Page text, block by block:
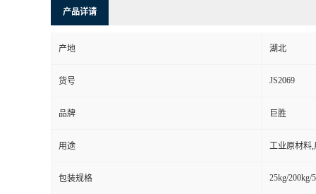
产品详请
产地 湖北
货号 JS2069
品牌 巨胜
用途 工业原材料
包装规格 25kg/200kg/